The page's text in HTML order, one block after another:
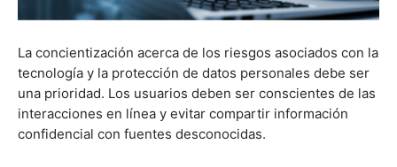
La concientización acerca de los riesgos asociados con la
tecnología y la protección de datos personales debe ser
una prioridad. Los usuarios deben ser conscientes de las
interacciones en línea y evitar compartir información
confidencial con fuentes desconocidas.